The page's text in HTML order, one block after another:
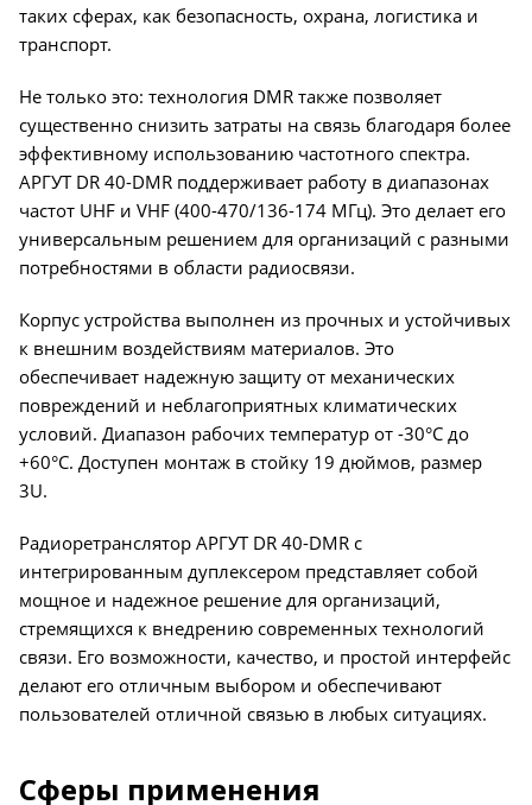
таких сферах, как безопасность, охрана, логистика и
транспорт.
Не только это: технология DMR также позволяет
существенно снизить затраты на связь благодаря более
эффективному использованию частотного спектра.
АРГУТ DR 40-DMR поддерживает работу в диапазонах
частот UHF и VHF (400-470/136-174 МГц). Это делает его
универсальным решением для организаций с разными
потребностями в области радиосвязи.
Корпус устройства выполнен из прочных и устойчивых
к внешним воздействиям материалов. Это
обеспечивает надежную защиту от механических
повреждений и неблагоприятных климатических
условий. Диапазон рабочих температур от -30°С до
+60°С. Доступен монтаж в стойку 19 дюймов, размер
3U.
Радиоретранслятор АРГУТ DR 40-DMR с
интегрированным дуплексером представляет собой
мощное и надежное решение для организаций,
стремящихся к внедрению современных технологий
связи. Его возможности, качество, и простой интерфейс
делают его отличным выбором и обеспечивают
пользователей отличной связью в любых ситуациях.
Сферы применения